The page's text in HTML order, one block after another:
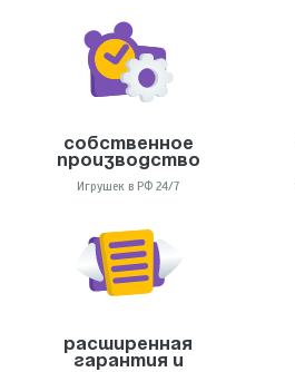
Собственное
производство
Игрушек в РФ 24/7
Расширенная
гарантия и